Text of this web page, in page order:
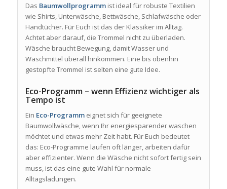
Das Baumwollprogrammist ideal für robuste Textilien
wie Shirts, Unterwäsche, Bettwäsche, Schlafwäsche oder
Handtücher. Für Euch ist das der Klassiker im Alltag.
Achtet aber darauf, die Trommel nicht zu überladen.
Wäsche braucht Bewegung, damit Wasser und
Waschmittel überall hinkommen. Eine bis obenhin
gestopfte Trommel ist selten eine gute Idee.
Eco-Programm – wenn Effizienz wichtiger als
Tempo ist
Ein Eco-Programmeignet sich für geeignete
Baumwollwäsche, wenn Ihr energiesparender waschen
möchtet und etwas mehr Zeit habt. Für Euch bedeutet
das: Eco-Programme laufen oft länger, arbeiten dafür
aber effizienter. Wenn die Wäsche nicht sofort fertig sein
muss, ist das eine gute Wahl für normale
Alltagsladungen.